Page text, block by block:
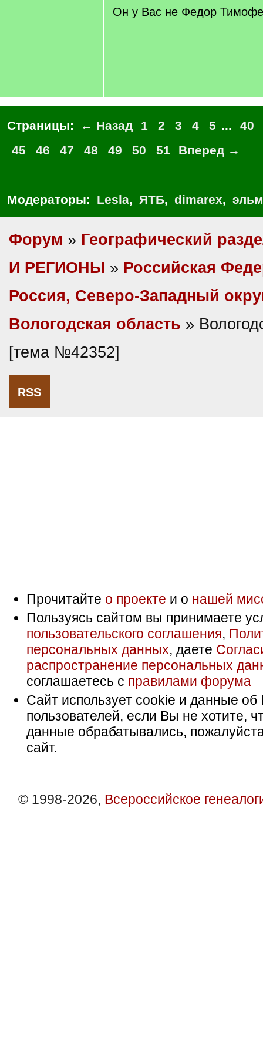
Он у Вас не Федор
Страницы: ← Назад 1 2 3 4 5 ...
40
45
46 47 48 49 50 51 Вперед →
Модераторы: Lesla, ЯТБ, dimarex,
Форум » Географический
И РЕГИОНЫ » Российская
Россия, Северо-Западный
Вологодская область »
[тема №42352]
RSS
Прочитайте о проекте и о нашей
Пользуясь сайтом вы принимаете
пользовательского соглашения,
персональных данных, даете
распространение персональных
соглашаетесь с правилами форума
Сайт использует cookie и данные об
пользователей, если Вы не хотите,
данные обрабатывались,
сайт.
© 1998-2026, Всероссийское